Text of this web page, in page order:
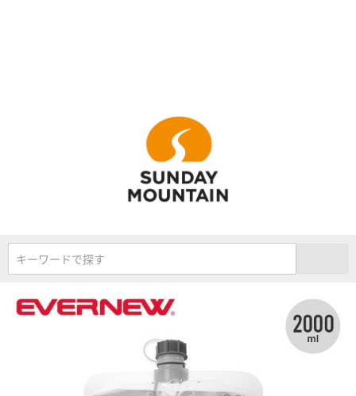
キーワードで探す